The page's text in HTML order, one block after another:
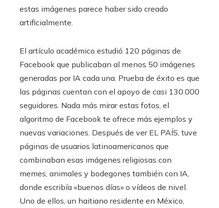
estas imágenes parece haber sido creado
artificialmente.
El artículo académico estudió 120 páginas de
Facebook que publicaban al menos 50 imágenes
generadas por IA cada una. Prueba de éxito es que
las páginas cuentan con el apoyo de casi 130.000
seguidores. Nada más mirar estas fotos, el
algoritmo de Facebook te ofrece más ejemplos y
nuevas variaciones. Después de ver EL PAÍS, tuve
páginas de usuarios latinoamericanos que
combinaban esas imágenes religiosas con
memes, animales y bodegones también con IA,
donde escribía «buenos días» o vídeos de nivel.
Uno de ellos, un haitiano residente en México,